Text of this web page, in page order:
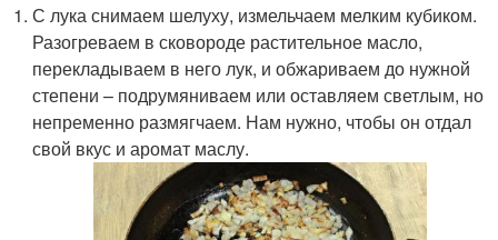
С лука снимаем шелуху, измельчаем мелким кубиком.
Разогреваем в сковороде растительное масло,
перекладываем в него лук, и обжариваем до нужной
степени – подрумяниваем или оставляем светлым, но
непременно размягчаем. Нам нужно, чтобы он отдал
свой вкус и аромат маслу.